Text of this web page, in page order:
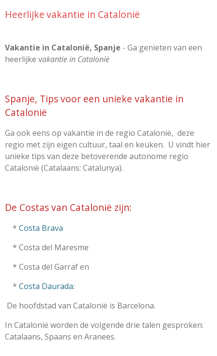
Heerlijkevakantie in Catalonië
Vakantie in Catalonië, Spanje - Ga genieten van een
heerlijke vakantie in Catalonië
Spanje, Tips voor een unieke vakantie in
Catalonië
Ga ook eens op vakantie in de regio Catalonië, deze
regio met zijn eigen cultuur, taal en keuken. U vindt hier
unieke tips van deze betoverende autonome regio
Catalonië (Catalaans: Catalunya).
De Costas van Catalonië zijn:
* Costa Brava
* Costa del Maresme
* Costa del Garraf en
* Costa Daurada:
De hoofdstad van Catalonië is Barcelona.
In Catalonië worden de volgende drie talen gesproken:
Catalaans, Spaans en Aranees.